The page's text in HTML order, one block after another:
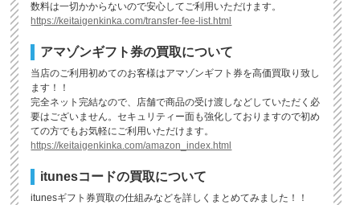
数料は一切かからないので安心してご利用いただけます。
https://keitaigenkinka.com/transfer-fee-list.html
アマゾンギフト券の買取について
当店のご利用初めてのお客様はアマゾンギフト券を高価買取り致し
ます！！
完全ネット完結なので、店舗で商品の受け渡しなどしていただく必
要はございません。セキュリティー面も強化しておりますので初め
ての方でもお気軽にご利用いただけます。
https://keitaigenkinka.com/amazon_index.html
itunesコードの買取について
itunesギフト券買取の仕組みなどを詳しくまとめてみました！！